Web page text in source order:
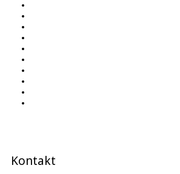
Kontakt